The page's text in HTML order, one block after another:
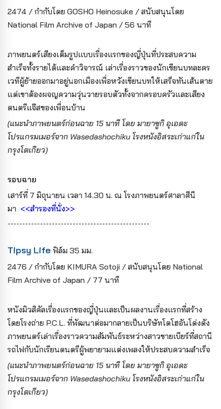
2474 / กำกับโดย GOSHO Heinosuke / สนับสนุนโดย
National Film Archive of Japan / 56 นาที
ภาพยนตร์เสียงเต็มรูปแบบเรื่องแรกของญี่ปุ่นที่ประสบความ
สำเร็จทั้งรายได้และคำวิจารณ์ เล่าเรื่องราวของนักเขียนบทละคร
เวทีผู้ย้ายออกมาอยู่นอกเมืองเพื่อหวังเขียนบทให้เสร็จทันเส้นตาย
แต่เขาต้องผจญความวุ่นวายรอบตัวทั้งจากครอบครัวและเสียง
ดนตรีแจ๊สของเพื่อนบ้าน
(แนะนำภาพยนตร์ก่อนฉาย 15 นาที โดย มายาซูกิ อุเอดะ
โปรแกรมเมอร์จาก Wasedashochiku โรงหนังอิสระเก่าแก่ใน
กรุงโตเกียว)
รอบฉาย
เสาร์ที่ 7 มิถุนายน เวลา 14.30 น. ณ โรงภาพยนตร์ศาลาศีนี
มา <<สำรองที่นั่ง>>
------------------------------------------------
Tipsy Life ฟิล์ม 35 มม.
2476 / กำกับโดย KIMURA Sotoji / สนับสนุนโดย National
Film Archive of Japan / 77 นาที
หนังมิวสิคัลเรื่องแรกของญี่ปุ่นและเป็นผลงานเรื่องแรกที่สร้าง
โดยโรงถ่าย P.C.L. ที่พัฒนาต่อมากลายเป็นบริษัทโตโฮอันโด่งดัง
ภาพยนตร์เล่าเรื่องราวความสัมพันธ์ระหว่างสาวขายเบียร์ที่สถานี
รถไฟกับนักเรียนดนตรีผู้พยายามแต่งเพลงให้ประสบความสำเร็จ
(แนะนำภาพยนตร์ก่อนฉาย 15 นาที โดย มายาซูกิ อุเอดะ
โปรแกรมเมอร์จาก Wasedashochiku โรงหนังอิสระเก่าแก่ใน
กรุงโตเกียว)